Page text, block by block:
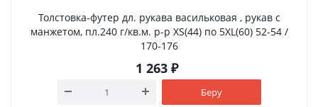
Толстовка-футер дл. рукава васильковая , рукав с
манжетом, пл.240 г/кв.м. р-р XS(44) по 5XL(60) 52-54 /
170-176
1 263₽
Беру